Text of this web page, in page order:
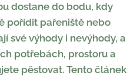
dostane do bodu, kdy
pořídit pařeniště nebo
své výhody i nevýhody, a
potřebách, prostoru a
pěstovat. Tento článek